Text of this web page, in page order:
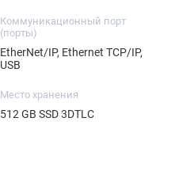
Коммуникационный порт
(порты)
EtherNet/IP, Ethernet TCP/IP,
USB
Место хранения
512 GB SSD 3DTLC